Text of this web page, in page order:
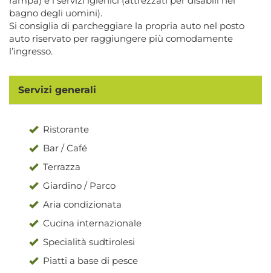
bagno degli uomini).
Si consiglia di parcheggiare la propria auto nel posto
auto riservato per raggiungere più comodamente
l’ingresso.
Servizi generali
Ristorante
Bar / Café
Terrazza
Giardino / Parco
Aria condizionata
Cucina internazionale
Specialità sudtirolesi
Piatti a base di pesce